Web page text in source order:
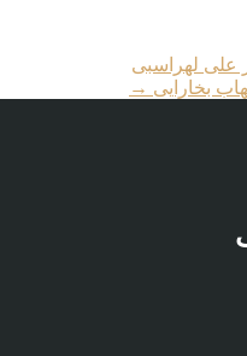
علی لهراسبی
بخارایی →